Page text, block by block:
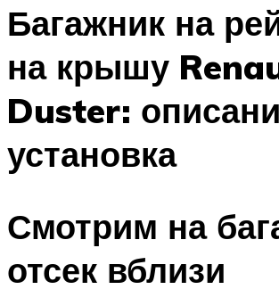
Багажник на
на крышу
Duster:
установка
Смотрим на
отсек вблизи